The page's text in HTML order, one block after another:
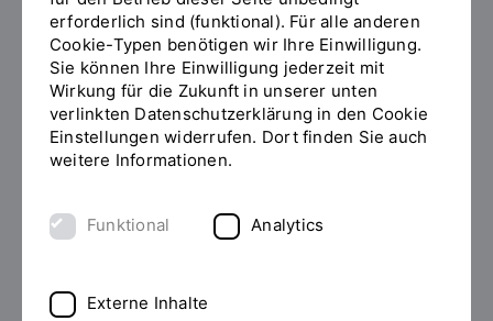
befinden
sich
auf
der
Seite
"Anmeldung
Newsletter"
Newsletter
Hinweis Datenschutz:
Mit dem Abschicken der Anmeldung erklären Sie sich
Ihre Daten werden für das Versenden des Newsletters
erforderlich sind (funktional). Für alle anderen
Cookie-Typen benötigen wir Ihre Einwilligung.
Sie können Ihre Einwilligung jederzeit mit
Wirkung für die Zukunft in unserer unten
verlinkten Datenschutzerklärung in den Cookie
Einstellungen widerrufen. Dort finden Sie auch
weitere Informationen.
Funktional Analytics
Externe Inhalte